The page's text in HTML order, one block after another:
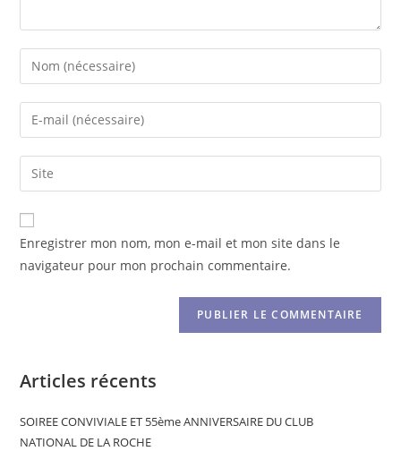
Enregistrer mon nom, mon e-mail et mon site dans le
navigateur pour mon prochain commentaire.
Articles récents
SOIREE CONVIVIALE ET 55ème ANNIVERSAIRE DU CLUB
NATIONAL DE LA ROCHE